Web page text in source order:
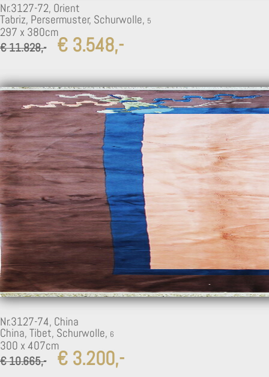
Nr.3127-72, Orient
Tabriz, Persermuster, Schurwolle,
297 x 380cm
€ 11.828,-
€ 3.548,-
Nr.3127-74, China
China, Tibet, Schurwolle,
300 x 407cm
€ 10.665,-
€ 3.200,-